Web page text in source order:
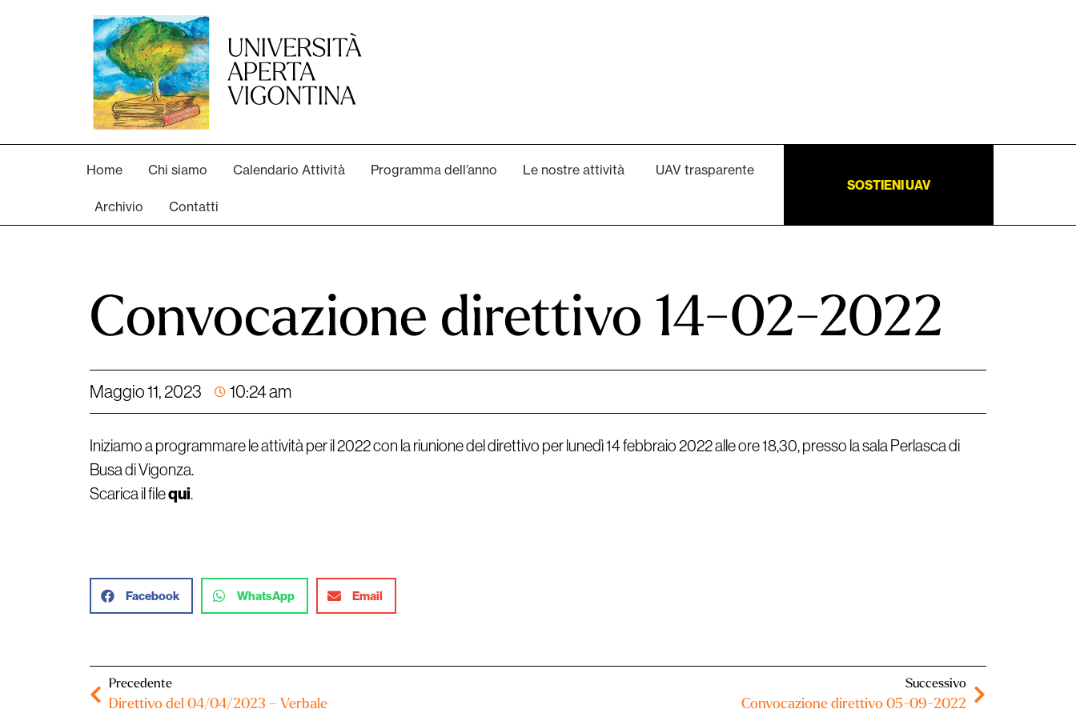
Home Chi siamo Calendario Attività Programma dell’anno Le nostre attività UAV trasparente
Archivio Contatti
SOSTIENI UAV
Convocazione direttivo 14-02-2022
Maggio 11, 2023 10:24 am
Iniziamo a programmare le attività per il 2022 con la riunione del direttivo per lunedì 14 febbraio 2022 alle ore 18,30, presso la sala Perlasca di
Busa di Vigonza.
Scarica il filequi.
Facebook WhatsApp Email
Precedente
Direttivo del 04/04/2023 – Verbale
Successivo
Convocazione direttivo 05-09-2022